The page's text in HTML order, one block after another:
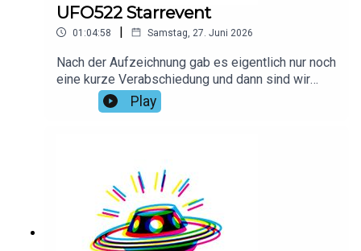
UFO522 Starrevent
01:04:58 | Samstag, 27. Juni 2026
Nach der Aufzeichnung gab es eigentlich nur noch
eine kurze Verabschiedung und dann sind wir
gegangen. Da habt ihr nichts verpasstVielen Dank
an Herr J. Fischer für das Intro!Hier findest du alle
Play